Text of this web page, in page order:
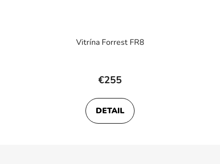
Vitrína Forrest FR8
€255
DETAIL